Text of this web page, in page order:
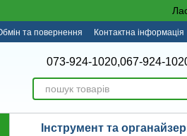
та повернення Контактна інформація
073-924-1020,067-924-
Інструмент та